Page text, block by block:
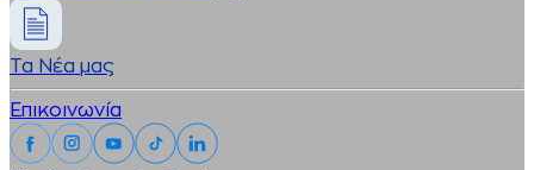
Τα Νέα μας
Επικοινωνία